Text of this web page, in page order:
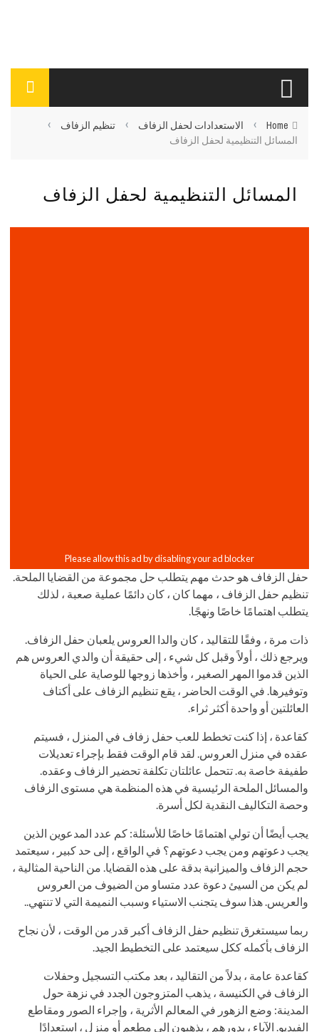
Home
› الاستعدادات لحفل الزفاف › تنظيم الزفاف ›
المسائل التنظيمية لحفل الزفاف
المسائل التنظيمية لحفل الزفاف
حفل الزفاف هو حدث مهم يتطلب حل مجموعة من القضايا الملحة.
تنظيم حفل الزفاف ، مهما كان ، كان دائمًا عملية صعبة ، لذلك
يتطلب اهتمامًا خاصًا ونهجًا.
ذات مرة ، وفقًا للتقاليد ، كان والدا العروس يلعبان حفل الزفاف.
ويرجع ذلك ، أولاً وقبل كل شيء ، إلى حقيقة أن والدي العروس هم
الذين قدموا المهر الصغير ، وأخذها زوجها للوصاية على الحياة
وتوفيرها. في الوقت الحاضر ، يقع تنظيم الزفاف على أكتاف
العائلتين أو واحدة أكثر ثراء.
كقاعدة ، إذا كنت تخطط للعب حفل زفاف في المنزل ، فسيتم
عقده في منزل العروس. لقد قام الوقت فقط بإجراء تعديلات
طفيفة خاصة به. تتحمل عائلتان تكلفة تحضير الزفاف وعقده.
والمسائل الملحة الرئيسية في هذه المنظمة هي مستوى الزفاف
وحصة التكاليف النقدية لكل أسرة.
يجب أيضًا أن تولي اهتمامًا خاصًا للأسئلة: كم عدد المدعوين الذين
يجب دعوتهم ومن يجب دعوتهم؟ في الواقع ، إلى حد كبير ، سيعتمد
حجم الزفاف والميزانية بدقة على هذه القضايا. من الناحية المثالية ،
لم يكن من السيئ دعوة عدد متساو من الضيوف من العروس
والعريس. هذا سوف يتجنب الاستياء وسبب النميمة التي لا تنتهي..
ربما سيستغرق تنظيم حفل الزفاف أكبر قدر من الوقت ، لأن نجاح
الزفاف بأكمله ككل سيعتمد على التخطيط الجيد.
كقاعدة عامة ، بدلاً من التقاليد ، بعد مكتب التسجيل وحفلات
الزفاف في الكنيسة ، يذهب المتزوجون الجدد في نزهة حول
المدينة: وضع الزهور في المعالم الأثرية ، وإجراء الصور ومقاطع
الفيديو. الآباء ، بدورهم ، يذهبون إلى مطعم أو منزل ، استعدادًا